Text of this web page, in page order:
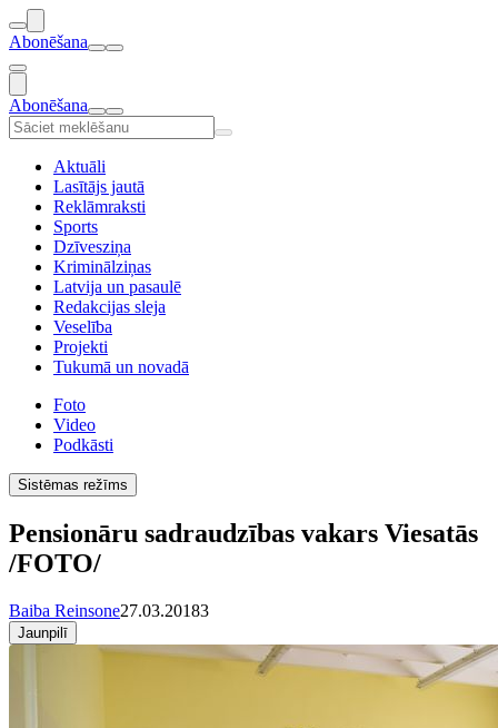
Abonēšana
Abonēšana
Aktuāli
Lasītājs jautā
Reklāmraksti
Sports
Dzīvesziņa
Kriminālziņas
Latvija un pasaulē
Redakcijas sleja
Veselība
Projekti
Tukumā un novadā
Foto
Video
Podkāsti
Sistēmas režīms
Pensionāru sadraudzības vakars Viesatās
/FOTO/
Baiba Reinsone27.03.20183
Jaunpilī